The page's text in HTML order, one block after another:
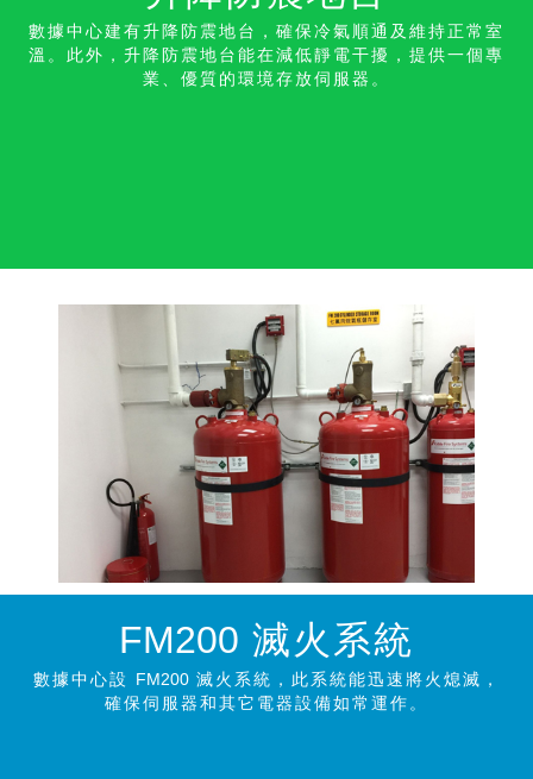
數據中心建有升降防震地台，確保冷氣順通及維持正常室
溫。此外，升降防震地台能在減低靜電干擾，提供一個專
業、優質的環境存放伺服器。
FM200 滅火系統
數據中心設 FM200滅火系統，此系統能迅速將火熄滅，
確保伺服器和其它電器設備如常運作。